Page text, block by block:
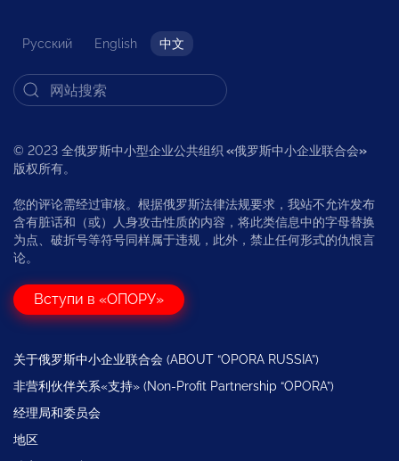
Русский English 中文
© 2023 全俄罗斯中小型企业公共组织 «俄罗斯中小企业联合会»
版权所有。
您的评论需经过审核。根据俄罗斯法律法规要求，我站不允许发布
含有脏话和（或）人身攻击性质的内容，将此类信息中的字母替换
为点、破折号等符号同样属于违规，此外，禁止任何形式的仇恨言
论。
Вступи в «ОПОРУ»
关于俄罗斯中小企业联合会 (ABOUT “OPORA RUSSIA”)
非营利伙伴关系«支持» (Non-Profit Partnership “OPORA”)
经理局和委员会
地区